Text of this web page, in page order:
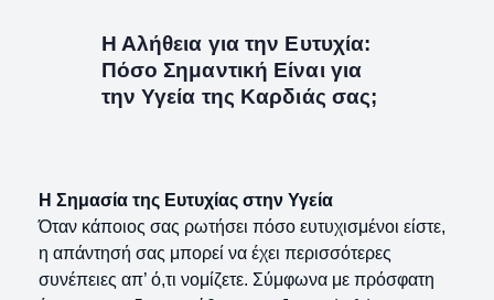
Η Αλήθεια για την Ευτυχία:
Πόσο Σημαντική Είναι για
την Υγεία της Καρδιάς σας;
Η Σημασία της Ευτυχίας στην Υγεία
Όταν κάποιος σας ρωτήσει πόσο ευτυχισμένοι είστε,
η απάντησή σας μπορεί να έχει περισσότερες
συνέπειες απ’ ό,τι νομίζετε. Σύμφωνα με πρόσφατη